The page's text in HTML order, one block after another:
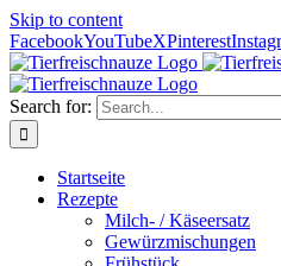
Skip to content
FacebookYouTubeXPinterest
Search for:
Startseite
Rezepte
Milch- / Käseersatz
Gewürzmischungen